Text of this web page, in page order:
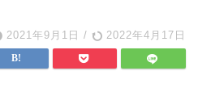
2021年9月1日 / 2022年4月17日